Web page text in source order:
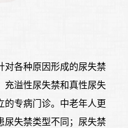
对各种原因形成的尿失禁
充溢性尿失禁和真性尿失
的专病门诊。中老年人更
尿失禁类型不同；尿失禁